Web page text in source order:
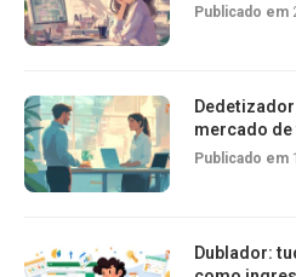
Publicado em
mercado
Publicado em
Dublador: